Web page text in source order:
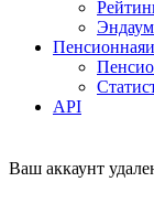
Пенсионная
API
Ваш аккаунт